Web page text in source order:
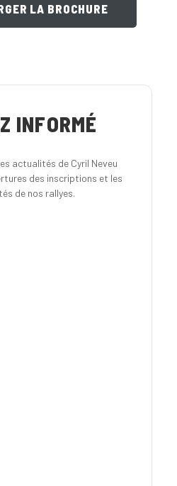
LA BROCHURE
INFORMÉ
actualités de Cyril Neveu
des inscriptions et les
de nos rallyes.